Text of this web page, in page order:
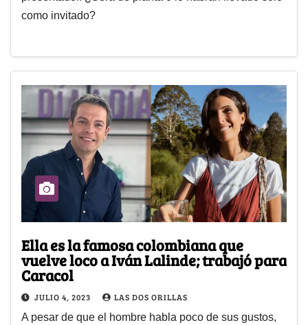
como invitado?
Ella es la famosa colombiana que
vuelve loco a Iván Lalinde; trabajó para
Caracol
JULIO 4, 2023 LAS DOS ORILLAS
A pesar de que el hombre habla poco de sus gustos,